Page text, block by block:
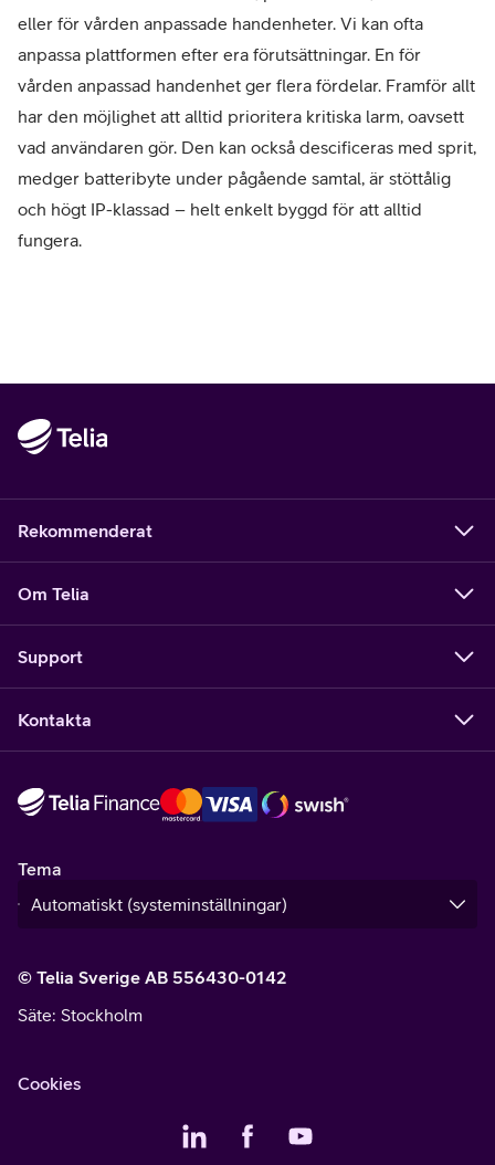
eller för vården anpassade handenheter. Vi kan ofta
anpassa plattformen efter era förutsättningar. En för
vården anpassad handenhet ger flera fördelar. Framför allt
har den möjlighet att alltid prioritera kritiska larm, oavsett
vad användaren gör. Den kan också descificeras med sprit,
medger batteribyte under pågående samtal, är stöttålig
och högt IP-klassad – helt enkelt byggd för att alltid
fungera.
Rekommenderat
Om Telia
Support
Kontakta
Tema
© Telia Sverige AB 556430-0142
Säte: Stockholm
Cookies